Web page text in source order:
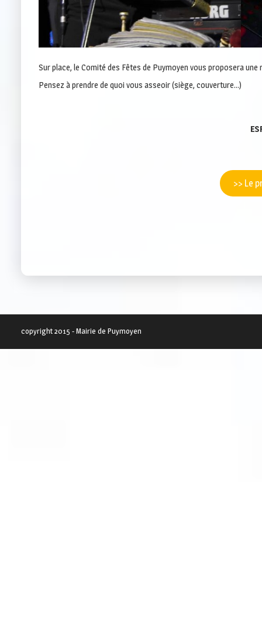
Sur place, le Comité des Fêtes de Puymoyen vous proposera
Pensez à prendre de quoi vous asseoir (siège, couverture…)
>> Le
copyright 2015 - Mairie de Puymoyen